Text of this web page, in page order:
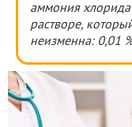
аммония хлорида
растворе,
неизменна: 0,01